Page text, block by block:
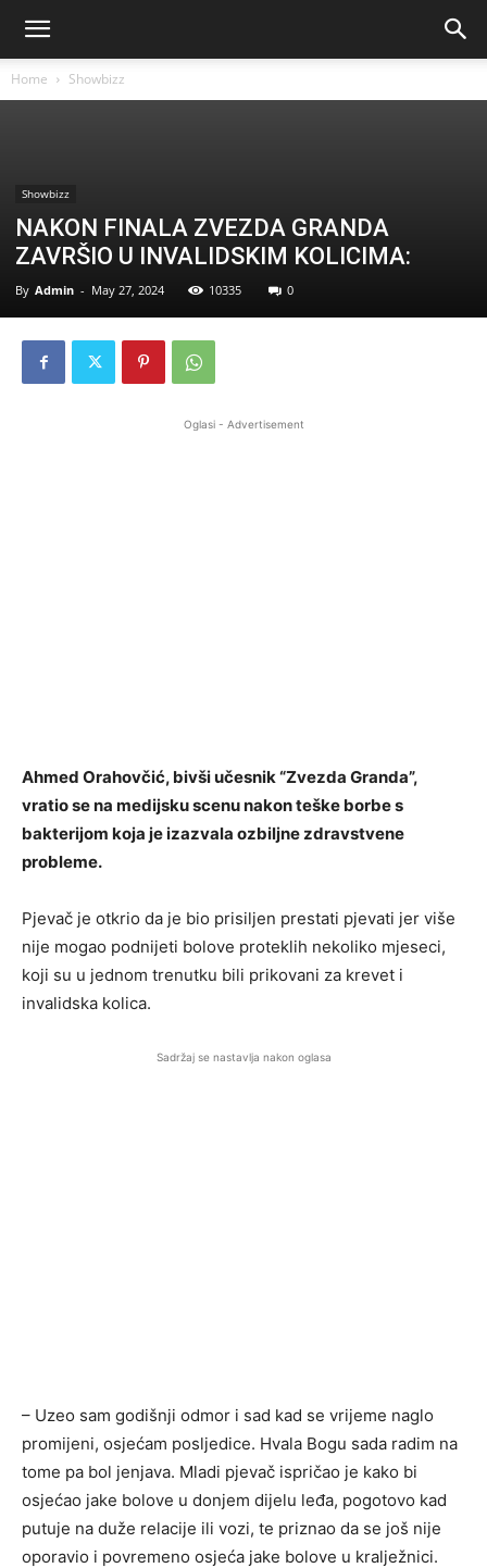
Home Showbizz
Showbizz
NAKON FINALA ZVEZDA GRANDA
ZAVRŠIO U INVALIDSKIM KOLICIMA:
By Admin - May 27, 2024 10335 0
Oglasi - Advertisement
Ahmed Orahovčić, bivši učesnik “Zvezda Granda”,
vratio se na medijsku scenu nakon teške borbe s
bakterijom koja je izazvala ozbiljne zdravstvene
probleme.
Pjevač je otkrio da je bio prisiljen prestati pjevati jer više
nije mogao podnijeti bolove proteklih nekoliko mjeseci,
koji su u jednom trenutku bili prikovani za krevet i
invalidska kolica.
Sadržaj se nastavlja nakon oglasa
– Uzeo sam godišnji odmor i sad kad se vrijeme naglo
promijeni, osjećam posljedice. Hvala Bogu sada radim na
tome pa bol jenjava. Mladi pjevač ispričao je kako bi
osjećao jake bolove u donjem dijelu leđa, pogotovo kad
putuje na duže relacije ili vozi, te priznao da se još nije
oporavio i povremeno osjeća jake bolove u kralježnici.